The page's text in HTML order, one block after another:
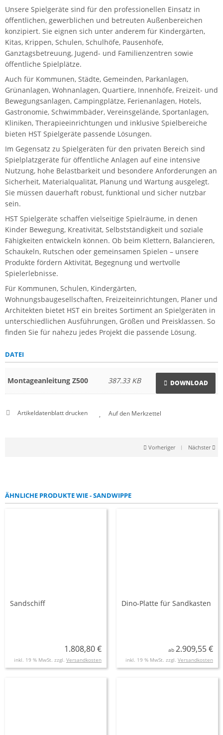
Unsere Spielgeräte sind für den professionellen Einsatz in
öffentlichen, gewerblichen und betreuten Außenbereichen
konzipiert. Sie eignen sich unter anderem für Kindergärten,
Kitas, Krippen, Schulen, Schulhöfe, Pausenhöfe,
Ganztagsbetreuung, Jugend- und Familienzentren sowie
öffentliche Spielplätze.
Auch für Kommunen, Städte, Gemeinden, Parkanlagen,
Grünanlagen, Wohnanlagen, Quartiere, Innenhöfe, Freizeit- und
Bewegungsanlagen, Campingplätze, Ferienanlagen, Hotels,
Gastronomie, Schwimmbäder, Vereinsgelände, Sportanlagen,
Kliniken, Therapieeinrichtungen und inklusive Spielbereiche
bieten HST Spielgeräte passende Lösungen.
Im Gegensatz zu Spielgeräten für den privaten Bereich sind
Spielplatzgeräte für öffentliche Anlagen auf eine intensive
Nutzung, hohe Belastbarkeit und besondere Anforderungen an
Sicherheit, Materialqualität, Planung und Wartung ausgelegt.
Sie müssen dauerhaft robust, funktional und sicher nutzbar
sein.
HST Spielgeräte schaffen vielseitige Spielräume, in denen
Kinder Bewegung, Kreativität, Selbstständigkeit und soziale
Fähigkeiten entwickeln können. Ob beim Klettern, Balancieren,
Schaukeln, Rutschen oder gemeinsamen Spielen – unsere
Produkte fördern Aktivität, Begegnung und wertvolle
Spielerlebnisse.
Für Kommunen, Schulen, Kindergärten,
Wohnungsbaugesellschaften, Freizeiteinrichtungen, Planer und
Architekten bietet HST ein breites Sortiment an Spielgeräten in
unterschiedlichen Ausführungen, Größen und Preisklassen. So
finden Sie für nahezu jedes Projekt die passende Lösung.
DATEI
Montageanleitung Z500 DOWNLOAD
387.33 KB
Artikeldatenblatt drucken
Vorheriger | Nächster
ÄHNLICHE PRODUKTE WIE - SANDWIPPE
Sandschiff
1.808,80 €
inkl. 19 % MwSt. zzgl. Versandkosten
Dino-Platte für Sandkasten
ab 2.909,55 €
inkl. 19 % MwSt. zzgl. Versandkosten